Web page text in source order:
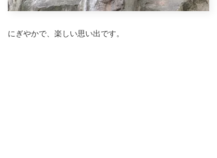
にぎやかで、楽しい思い出です。